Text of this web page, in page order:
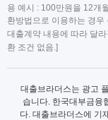
용 예시 : 100만원을 12개
환방법으로 이용하는 경
대출계약 내용에 따라 달
환 조건 없음.]
대출브라더스는 광고
습니다. 한국대부금융
다. 대출브라더스에 기